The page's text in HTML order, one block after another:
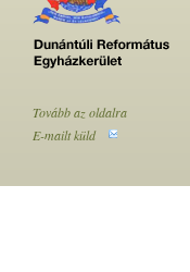
Tovább az oldalra
E-mailt küld